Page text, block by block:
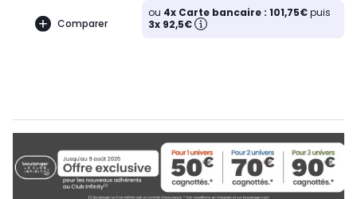
Comparer
ou 4x Carte bancaire : 101,75€puis
3x 92,5€